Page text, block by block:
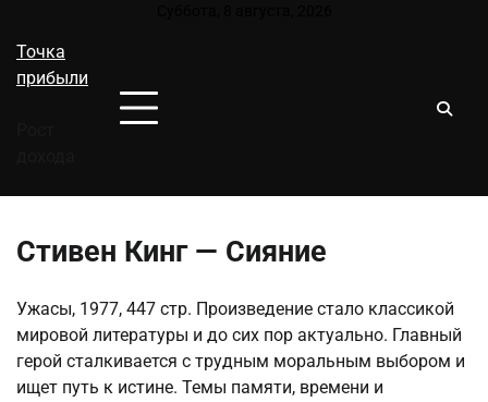
содержимому
Точка
прибыли
Стивен Кинг — Сияние
Ужасы, 1977, 447 стр. Произведение стало классикой
мировой литературы и до сих пор актуально. Главный
герой сталкивается с трудным моральным выбором и
ищет путь к истине. Темы памяти, времени и